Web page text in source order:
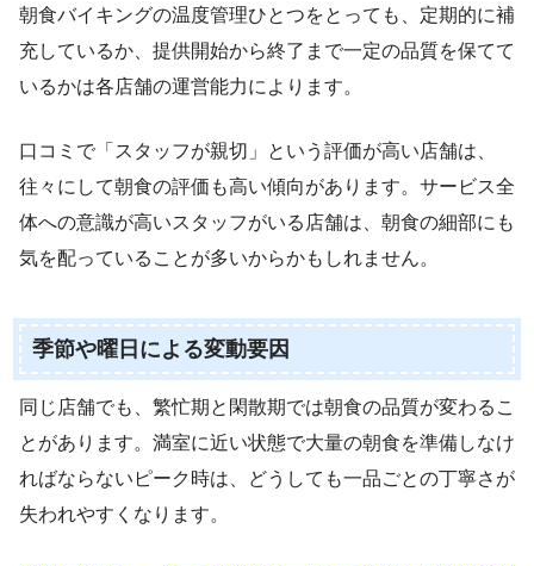
朝食バイキングの温度管理ひとつをとっても、定期的に補
充しているか、提供開始から終了まで一定の品質を保てて
いるかは各店舗の運営能力によります。
口コミで「スタッフが親切」という評価が高い店舗は、
往々にして朝食の評価も高い傾向があります。サービス全
体への意識が高いスタッフがいる店舗は、朝食の細部にも
気を配っていることが多いからかもしれません。
季節や曜日による変動要因
同じ店舗でも、繁忙期と閑散期では朝食の品質が変わるこ
とがあります。満室に近い状態で大量の朝食を準備しなけ
ればならないピーク時は、どうしても一品ごとの丁寧さが
失われやすくなります。